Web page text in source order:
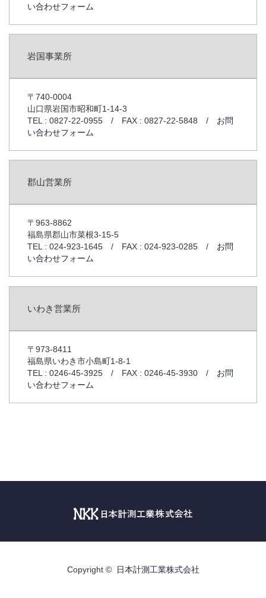
い合わせフォーム
岩国事業所
〒740-0004
山口県岩国市昭和町1-14-3
TEL : 0827-22-0955 / FAX : 0827-22-5848 / お問
い合わせフォーム
郡山営業所
〒963-8862
福島県郡山市菜根3-15-5
TEL : 024-923-1645 / FAX : 024-923-0285 / お問
い合わせフォーム
いわき営業所
〒973-8411
福島県いわき市小島町1-8-1
TEL : 0246-45-3925 / FAX : 0246-45-3930 / お問
い合わせフォーム
Copyright © 日本計測工業株式会社
取扱製品
取引メーカー